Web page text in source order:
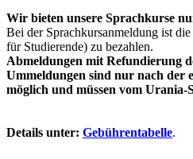
Wir bieten unsere Sprachkurse
Bei der Sprachkursanmeldung ist
für Studierende) zu bezahlen.
Abmeldungen mit Refundierung
Ummeldungen sind nur nach der
möglich und müssen vom
Details unter: Gebührentabelle.